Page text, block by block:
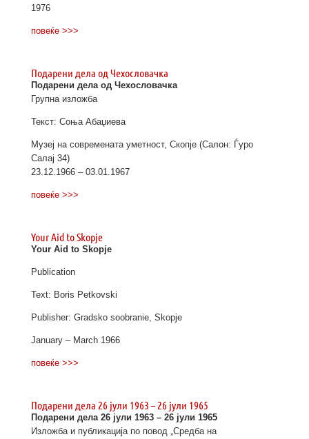
1976
повеќе >>>
Подарени дела од Чехословачка
Подарени дела од Чехословачка
Групна изложба
Текст: Соња Абаџиева
Музеј на современата уметност, Скопје (Салон: Ѓуро
Салај 34)
23.12.1966 – 03.01.1967
повеќе >>>
Your Aid to Skopje
Your Aid to Skopje
Publication
Text: Boris Petkovski
Publisher: Gradsko soobranie, Skopje
January – March 1966
повеќе >>>
Подарени дела 26 јули 1963 – 26 јули 1965
Подарени дела 26 јули 1963 – 26 јули 1965
Изложба и публикација по повод „Средба на